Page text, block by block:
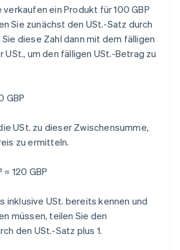
verkaufen ein Produkt für 100 GBP
Sie zunächst den USt.-Satz durch
diese Zahl dann mit dem fälligen
um den fälligen USt.-Betrag zu
GBP
USt. zu dieser Zwischensumme,
zu ermitteln.
= 120 GBP
inklusive USt. bereits kennen und
müssen, teilen Sie den
den USt.-Satz plus 1.